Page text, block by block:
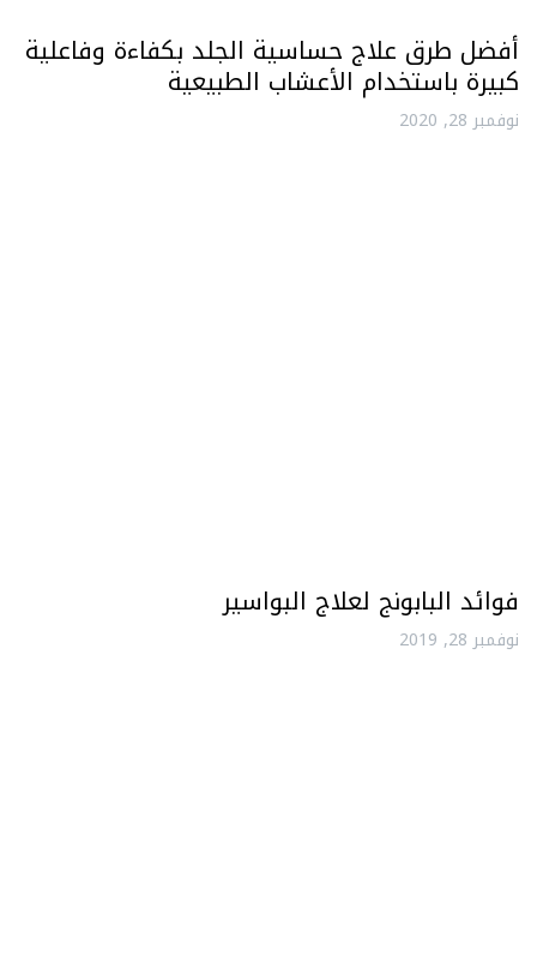
أفضل طرق علاج حساسية الجلد بكفاءة وفاعلية
كبيرة باستخدام الأعشاب الطبيعية
نوفمبر 28, 2020
فوائد البابونج لعلاج البواسير
نوفمبر 28, 2019